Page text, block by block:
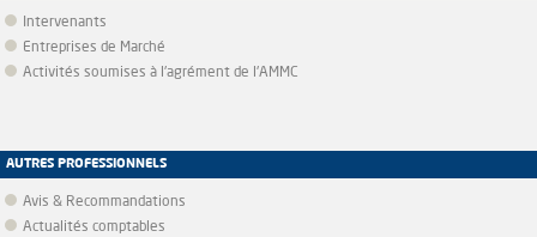
Intervenants
Entreprises de Marché
Activités soumises à l'agrément de l'AMMC
AUTRES PROFESSIONNELS
Avis & Recommandations
Actualités comptables